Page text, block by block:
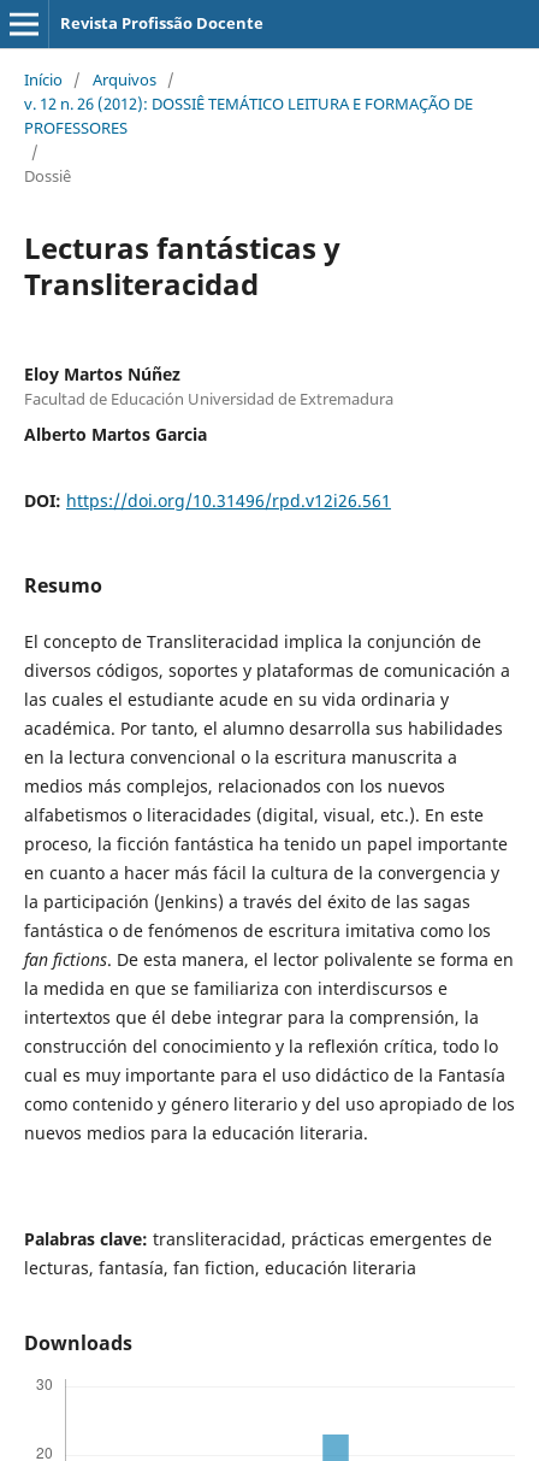
Revista Profissão Docente
Início / Arquivos /
v. 12 n. 26 (2012): DOSSIÊ TEMÁTICO LEITURA E FORMAÇÃO DE
PROFESSORES
/
Dossiê
Lecturas fantásticas y
Transliteracidad
Eloy Martos Núñez
Facultad de Educación Universidad de Extremadura
Alberto Martos Garcia
DOI: https://doi.org/10.31496/rpd.v12i26.561
Resumo
El concepto de Transliteracidad implica la conjunción de
diversos códigos, soportes y plataformas de comunicación a
las cuales el estudiante acude en su vida ordinaria y
académica. Por tanto, el alumno desarrolla sus habilidades
en la lectura convencional o la escritura manuscrita a
medios más complejos, relacionados con los nuevos
alfabetismos o literacidades (digital, visual, etc.). En este
proceso, la ficción fantástica ha tenido un papel importante
en cuanto a hacer más fácil la cultura de la convergencia y
la participación (Jenkins) a través del éxito de las sagas
fantástica o de fenómenos de escritura imitativa como los
fan fictions. De esta manera, el lector polivalente se forma en
la medida en que se familiariza con interdiscursos e
intertextos que él debe integrar para la comprensión, la
construcción del conocimiento y la reflexión crítica, todo lo
cual es muy importante para el uso didáctico de la Fantasía
como contenido y género literario y del uso apropiado de los
nuevos medios para la educación literaria.
Palabras clave: transliteracidad, prácticas emergentes de
lecturas, fantasía, fan fiction, educación literaria
Downloads